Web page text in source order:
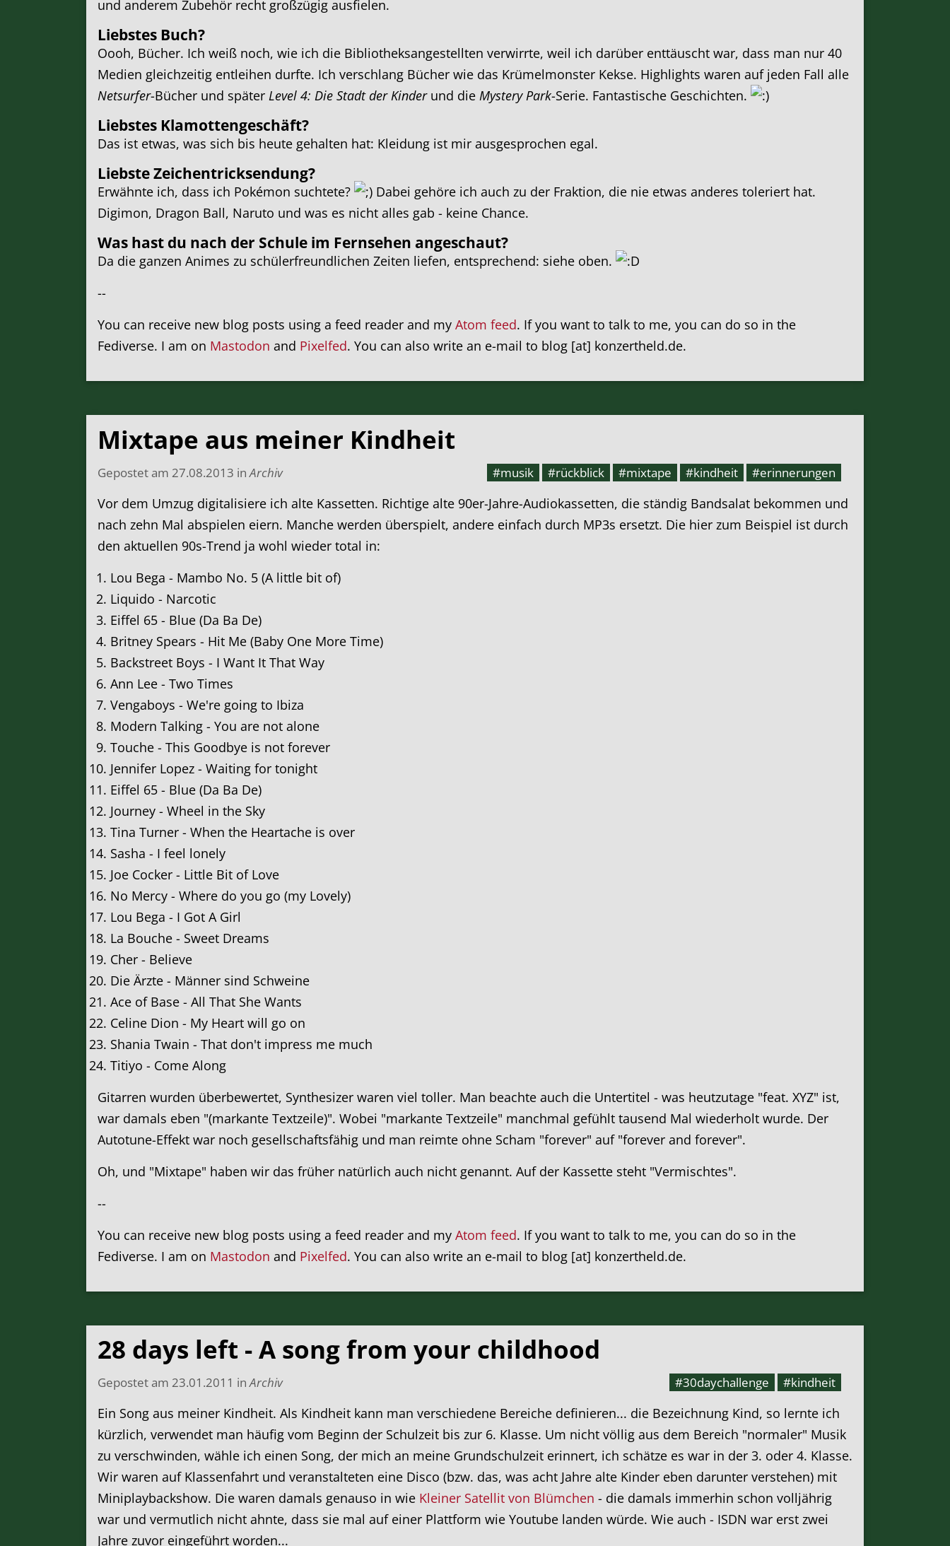
und anderem Zubehör recht großzügig ausfielen.
Liebstes Buch?
Oooh, Bücher. Ich weiß noch, wie ich die Bibliotheksangestellten verwirrte, weil ich darüber enttäuscht war, dass man nur 40
Medien gleichzeitig entleihen durfte. Ich verschlang Bücher wie das Krümelmonster Kekse. Highlights waren auf jeden Fall alle
Netsurfer-Bücher und später Level 4: Die Stadt der Kinderund die Mystery Park-Serie. Fantastische Geschichten.
Liebstes Klamottengeschäft?
Das ist etwas, was sich bis heute gehalten hat: Kleidung ist mir ausgesprochen egal.
Liebste Zeichentricksendung?
Erwähnte ich, dass ich Pokémon suchtete?
Dabei gehöre ich auch zu der Fraktion, die nie etwas anderes toleriert hat.
Digimon, Dragon Ball, Naruto und was es nicht alles gab - keine Chance.
Was hast du nach der Schule im Fernsehen angeschaut?
Da die ganzen Animes zu schülerfreundlichen Zeiten liefen, entsprechend: siehe oben.
--
You can receive new blog posts using a feed reader and my Atom feed. If you want to talk to me, you can do so in the
Fediverse. I am on Mastodon and Pixelfed. You can also write an e-mail to blog [at] konzertheld.de.
Mixtape aus meiner Kindheit
Gepostet am 27.08.2013 in Archiv #musik #rückblick #mixtape #kindheit
#erinnerungen
Vor dem Umzug digitalisiere ich alte Kassetten. Richtige alte 90er-Jahre-Audiokassetten, die ständig Bandsalat bekommen und
nach zehn Mal abspielen eiern. Manche werden überspielt, andere einfach durch MP3s ersetzt. Die hier zum Beispiel ist durch
den aktuellen 90s-Trend ja wohl wieder total in:
Lou Bega - Mambo No. 5 (A little bit of)
Liquido - Narcotic
Eiffel 65 - Blue (Da Ba De)
Britney Spears - Hit Me (Baby One More Time)
Backstreet Boys - I Want It That Way
Ann Lee - Two Times
Vengaboys - We're going to Ibiza
Modern Talking - You are not alone
Touche - This Goodbye is not forever
Jennifer Lopez - Waiting for tonight
Eiffel 65 - Blue (Da Ba De)
Journey - Wheel in the Sky
Tina Turner - When the Heartache is over
Sasha - I feel lonely
Joe Cocker - Little Bit of Love
No Mercy - Where do you go (my Lovely)
Lou Bega - I Got A Girl
La Bouche - Sweet Dreams
Cher - Believe
Die Ärzte - Männer sind Schweine
Ace of Base - All That She Wants
Celine Dion - My Heart will go on
Shania Twain - That don't impress me much
Titiyo - Come Along
Gitarren wurden überbewertet, Synthesizer waren viel toller. Man beachte auch die Untertitel - was heutzutage "feat. XYZ" ist,
war damals eben "(markante Textzeile)". Wobei "markante Textzeile" manchmal gefühlt tausend Mal wiederholt wurde. Der
Autotune-Effekt war noch gesellschaftsfähig und man reimte ohne Scham "forever" auf "forever and forever".
Oh, und "Mixtape" haben wir das früher natürlich auch nicht genannt. Auf der Kassette steht "Vermischtes".
--
You can receive new blog posts using a feed reader and my Atom feed. If you want to talk to me, you can do so in the
Fediverse. I am on Mastodon and Pixelfed. You can also write an e-mail to blog [at] konzertheld.de.
28 days left - A song from your childhood
Gepostet am 23.01.2011 inArchiv #30daychallenge
#kindheit
Ein Song aus meiner Kindheit. Als Kindheit kann man verschiedene Bereiche definieren... die Bezeichnung Kind, so lernte ich
kürzlich, verwendet man häufig vom Beginn der Schulzeit bis zur 6. Klasse. Um nicht völlig aus dem Bereich "normaler" Musik
zu verschwinden, wähle ich einen Song, der mich an meine Grundschulzeit erinnert, ich schätze es war in der 3. oder 4. Klasse.
Wir waren auf Klassenfahrt und veranstalteten eine Disco (bzw. das, was acht Jahre alte Kinder eben darunter verstehen) mit
Miniplaybackshow. Die waren damals genauso in wie Kleiner Satellit von Blümchen - die damals immerhin schon volljährig
war und vermutlich nicht ahnte, dass sie mal auf einer Plattform wie Youtube landen würde. Wie auch - ISDN war erst zwei
Jahre zuvor eingeführt worden...